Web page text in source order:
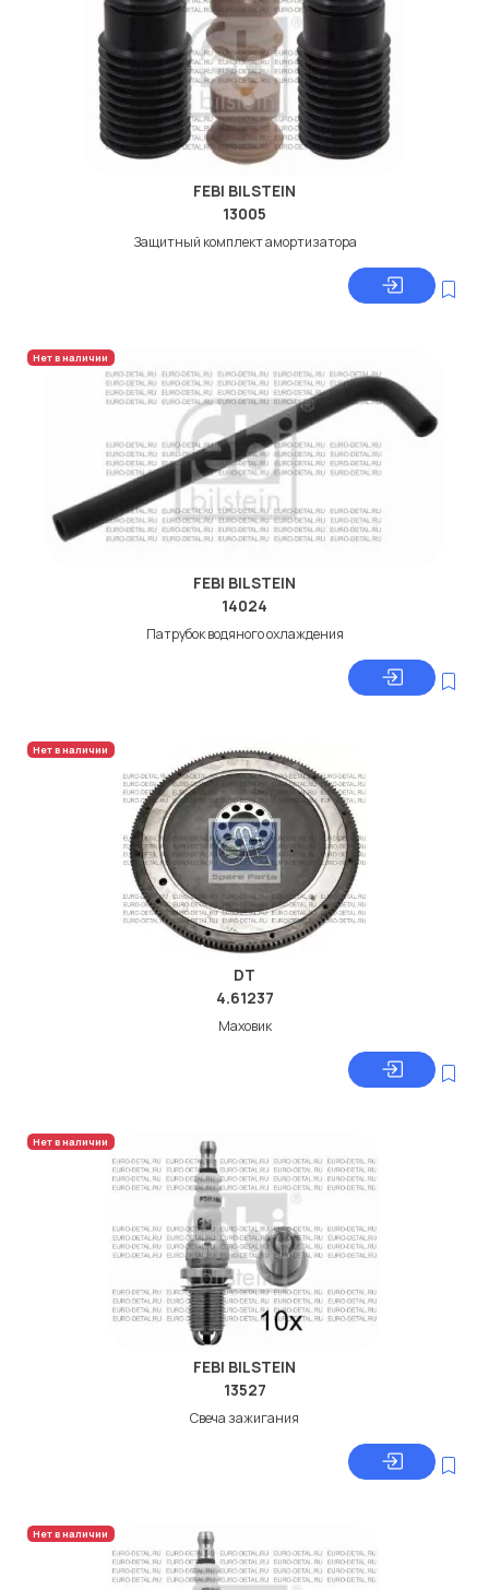
FEBI BILSTEIN
13005
Защитный комплект амортизатора
Нет в наличии
FEBI BILSTEIN
14024
Патрубок водяного охлаждения
Нет в наличии
DT
4.61237
Маховик
Нет в наличии
FEBI BILSTEIN
13527
Свеча зажигания
Нет в наличии